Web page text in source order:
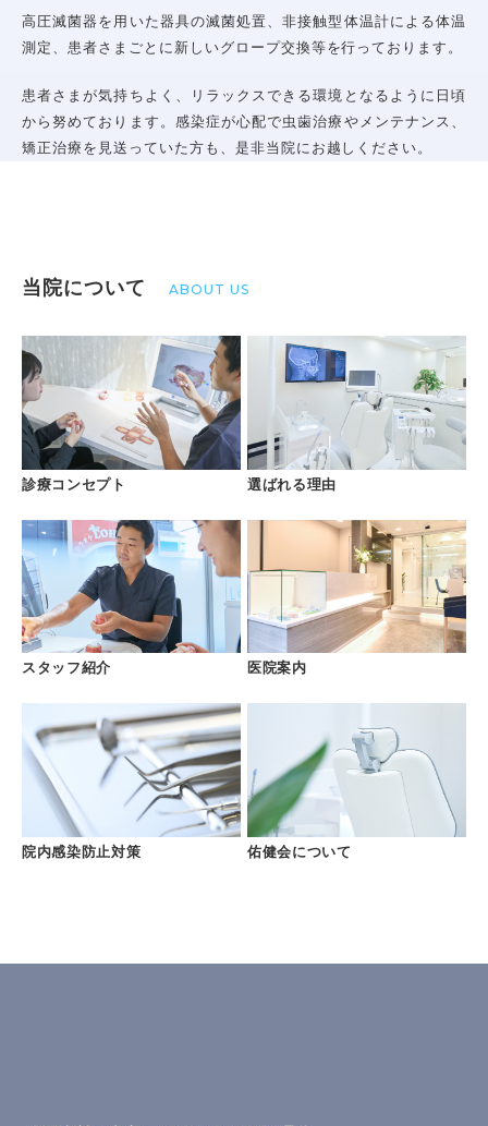
一般歯科案内 予防歯科
虫歯・感染根菅治療
インプラント
当院で矯正治療を受けるメリット
矯正治療の期間と流れ
取扱矯正装置
よくある質問・リスク・注意点
矯正症例
治療費一覧
アクセス
お知らせ・ブログ
無料相談予約
プライバシーポリシー
サイトマップ
高圧滅菌器を用いた器具の滅菌処置、非接触型体温計による体温
測定、患者さまごとに新しいグロープ交換等を行っております。
患者さまが気持ちよく、リラックスできる環境となるように日頃
から努めております。感染症が心配で虫歯治療やメンテナンス、
矯正治療を見送っていた方も、是非当院にお越しください。
当院について ABOUT US
診療コンセプト 選ばれる理由
スタッフ紹介 医院案内
院内感染防止対策 佑健会について